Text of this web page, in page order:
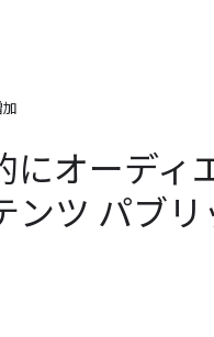
加
にオーデ
ンツ パブ